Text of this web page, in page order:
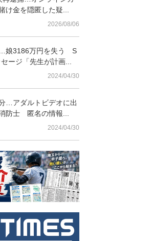
け金を隠匿した疑...
2026/08/06
娘3186万円を失う S
ージ「先生が計画...
2024/04/30
…アダルトビデオに出
防士 匿名の情報...
2024/04/30